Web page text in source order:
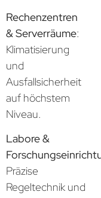
Rechenzentren
& Serverräume:
Klimatisierung
und
Ausfallsicherheit
auf höchstem
Niveau.
Labore &
Präzise
Regeltechnik und